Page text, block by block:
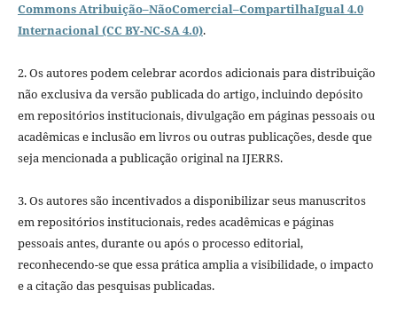
Commons Atribuição–NãoComercial–CompartilhaIgual 4.0
Internacional (CC BY-NC-SA 4.0).
2. Os autores podem celebrar acordos adicionais para distribuição
não exclusiva da versão publicada do artigo, incluindo depósito
em repositórios institucionais, divulgação em páginas pessoais ou
acadêmicas e inclusão em livros ou outras publicações, desde que
seja mencionada a publicação original na IJERRS.
3. Os autores são incentivados a disponibilizar seus manuscritos
em repositórios institucionais, redes acadêmicas e páginas
pessoais antes, durante ou após o processo editorial,
reconhecendo-se que essa prática amplia a visibilidade, o impacto
e a citação das pesquisas publicadas.